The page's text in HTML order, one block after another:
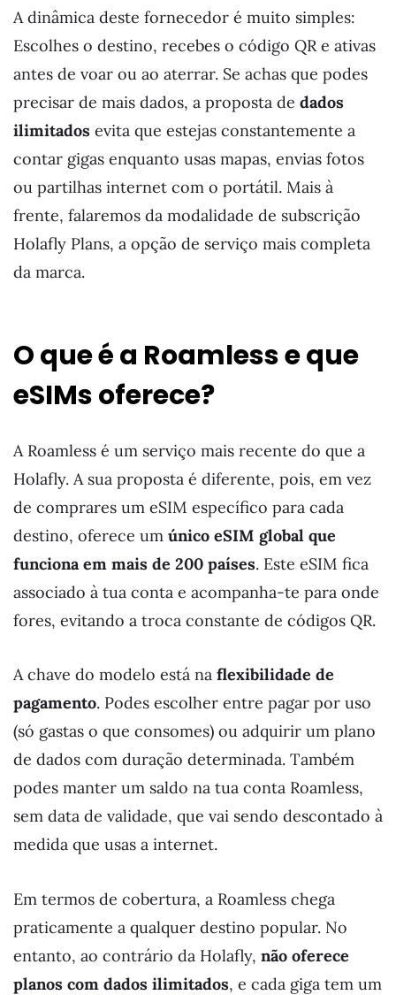
A dinâmica deste fornecedor é muito simples:
Escolhes o destino, recebes o código QR e ativas
antes de voar ou ao aterrar. Se achas que podes
precisar de mais dados, a proposta de dados
ilimitados evita que estejas constantemente a
contar gigas enquanto usas mapas, envias fotos
ou partilhas internet com o portátil. Mais à
frente, falaremos da modalidade de subscrição
Holafly Plans, a opção de serviço mais completa
da marca.
O que é a Roamless e que
eSIMs oferece?
A Roamless é um serviço mais recente do que a
Holafly. A sua proposta é diferente, pois, em vez
de comprares um eSIM específico para cada
destino, oferece um único eSIM global que
funciona em mais de 200 países. Este eSIM fica
associado à tua conta e acompanha-te para onde
fores, evitando a troca constante de códigos QR.
A chave do modelo está na flexibilidade de
pagamento. Podes escolher entre pagar por uso
(só gastas o que consomes) ou adquirir um plano
de dados com duração determinada. Também
podes manter um saldo na tua conta Roamless,
sem data de validade, que vai sendo descontado à
medida que usas a internet.
Em termos de cobertura, a Roamless chega
praticamente a qualquer destino popular. No
entanto, ao contrário da Holafly, não oferece
planos com dados ilimitados, e cada giga tem um